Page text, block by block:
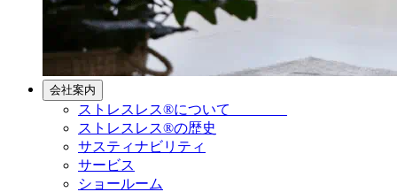
会社案内
ストレスレス®について
ストレスレス®の歴史
サスティナビリティ
サービス
ショールーム